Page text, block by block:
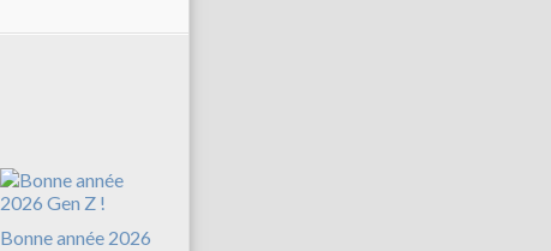
Bonne année 2026